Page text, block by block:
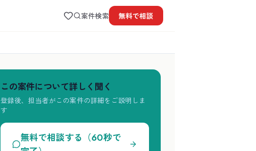
案件検索 無料で相談
この案件について詳しく聞く
登録後、担当者がこの案件の詳細をご説明しま
す
無料で相談する（60秒で